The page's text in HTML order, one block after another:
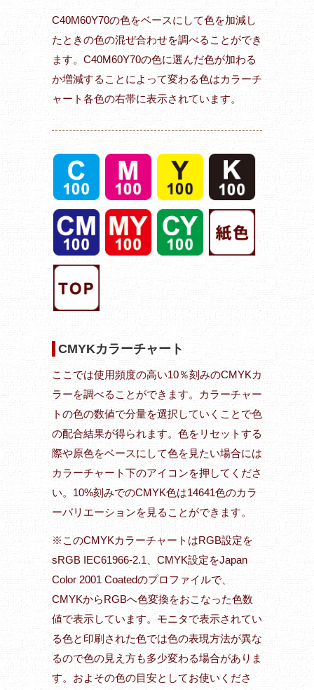
C40M60Y70の色をベースにして色を加減し
たときの色の混ぜ合わせを調べることができ
ます。C40M60Y70の色に選んだ色が加わる
か増減することによって変わる色はカラーチ
ャート各色の右帯に表示されています。
CMYKカラーチャート
ここでは使用頻度の高い10％刻みのCMYKカ
ラーを調べることができます。カラーチャー
トの色の数値で分量を選択していくことで色
の配合結果が得られます。色をリセットする
際や原色をベースにして色を見たい場合には
カラーチャート下のアイコンを押してくださ
い。10%刻みでのCMYK色は14641色のカラ
ーバリエーションを見ることができます。
※このCMYKカラーチャートはRGB設定を
sRGB IEC61966-2.1、CMYK設定をJapan
Color 2001 Coatedのプロファイルで、
CMYKからRGBへ色変換をおこなった色数
値で表示しています。モニタで表示されてい
る色と印刷された色では色の表現方法が異な
るので色の見え方も多少変わる場合がありま
す。およその色の目安としてお使いくださ